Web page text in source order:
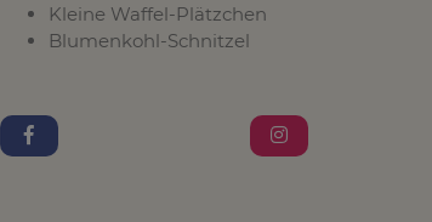
Kleine Waffel-Plätzchen
Blumenkohl-Schnitzel